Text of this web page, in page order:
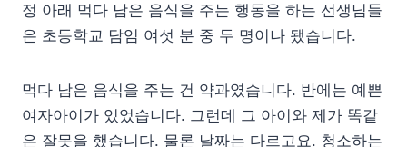
정 아래 먹다 남은 음식을 주는 행동을 하는 선생님들
은 초등학교 담임 여섯 분 중 두 명이나 됐습니다.
먹다 남은 음식을 주는 건 약과였습니다. 반에는 예쁜
여자아이가 있었습니다. 그런데 그 아이와 제가 똑같
은 잘못을 했습니다. 물론 날짜는 다르고요. 청소하는